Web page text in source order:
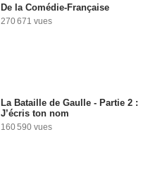
De la Comédie-Française
270 671 vues
La Bataille de Gaulle - Partie 2 :
J’écris ton nom
160 590 vues